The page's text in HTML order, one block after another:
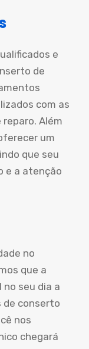
e
de
com as
Além
um
que seu
e a atenção
no
que a
no seu dia a
de conserto
nos
chegará